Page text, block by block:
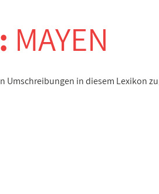
MAYEN
Umschreibungen in diesem Lexikon